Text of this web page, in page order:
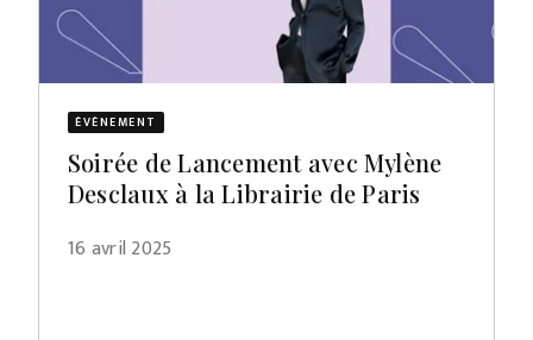
ÉVÈNEMENT
Soirée de Lancement avec Mylène
Desclaux à la Librairie de Paris
16 avril 2025